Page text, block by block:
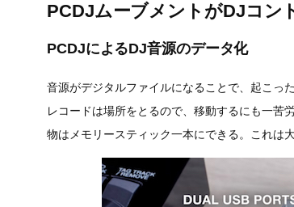
PCDJムーブメントがDJコン
PCDJによるDJ音源のデータ化
音源がデジタルファイルになることで、起こっ
レコードは場所をとるので、移動するにも一苦
物はメモリースティック一本にできる。これは